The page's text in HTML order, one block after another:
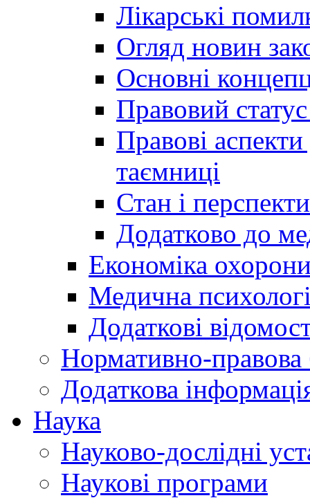
Лікарські
Огляд новин
Основні
Правовий
Правові
таємниці
Стан і
Додатково до
Економіка
Медична
Додаткові
Нормативно-правова
Додаткова
Наука
Науково-дослідні
Наукові програми